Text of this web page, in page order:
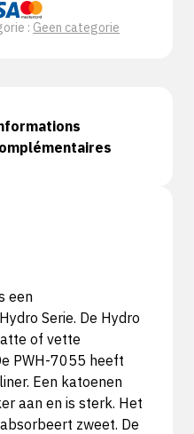
: Geen categorie
een
Serie. De Hydro
of vette
PWH-7055 heeft
Een katoenen
aan en is sterk. Het
zweet. De